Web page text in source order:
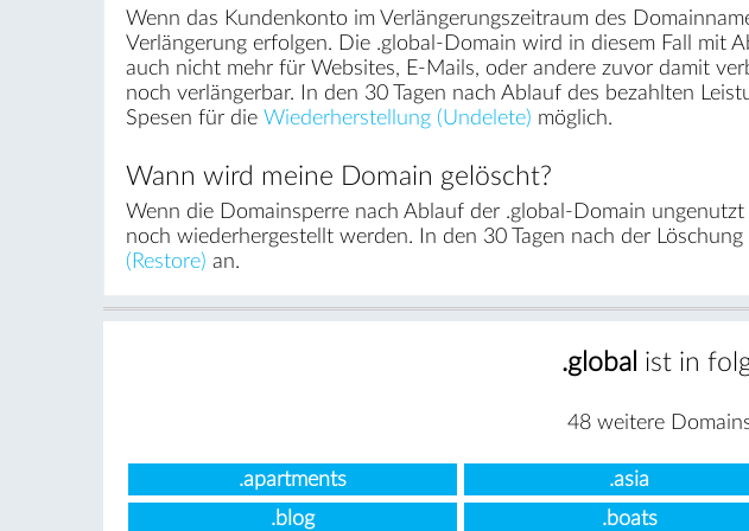
Wenn das Kundenkonto im Verlängerungszeitraum des
Verlängerung erfolgen. Die .global-Domain wird in diesem Fall mit
auch nicht mehr für Websites, E-Mails, oder andere zuvor damit
noch verlängerbar. In den 30 Tagen nach Ablauf des bezahlten
Spesen für die Wiederherstellung (Undelete) möglich.
Wann wird meine Domain gelöscht?
Wenn die Domainsperre nach Ablauf der .global-Domain
noch wiederhergestellt werden. In den 30 Tagen nach der
(Restore) an.
.global ist in
48 weitere
.apartments .asia
.blog
.boats